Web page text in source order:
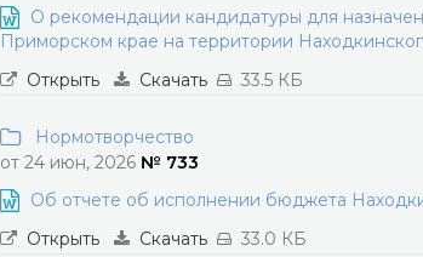
О рекомендации кандидатуры для
Приморском крае на территории
Открыть
Скачать 33.5 КБ
Нормотворчество
от 24 июн, 2026 № 733
Об отчете об исполнении бюджета
Открыть
Скачать 33.0 КБ